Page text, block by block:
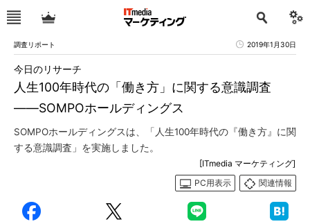
調査リポート 2019年1月30日
人生100年時代の「働き方」に関する意識調査
――SOMPOホールディングス
今日のリサーチ
SOMPOホールディングスは、「人生100年時代の『働き方』に関
する意識調査」を実施しました。
[ITmedia マーケティング]
PC用表示
関連情報